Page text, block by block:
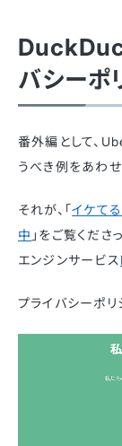
バシーポ
番外編として、
うべき例をあわせ
それが、「イケて
中 」をご覧くだ
エンジンサービス
プライバシーポリ